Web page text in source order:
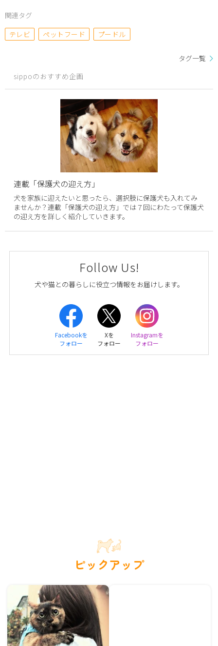
関連タグ
テレビ
ペットフード プードル
タグ一覧
sippoのおすすめ企画
連載「保護犬の迎え方」
犬を家族に迎えたいと思ったら、選択肢に保護犬も入れてみ
ませんか？連載「保護犬の迎え方」では７回にわたって保護犬
の迎え方を詳しく紹介していきます。
Follow Us!
犬や猫との暮らしに役立つ情報をお届けします。
Facebookを
フォロー
Xを
フォロー
Instagramを
フォロー
ピックアップ